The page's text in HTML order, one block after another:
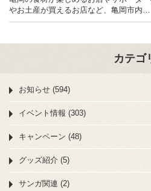
やお土産が買えるお店など、亀岡市内…
カテゴ
お知らせ (594)
イベント情報 (303)
キャンペーン (48)
グッズ紹介 (5)
サンガ関連 (2)